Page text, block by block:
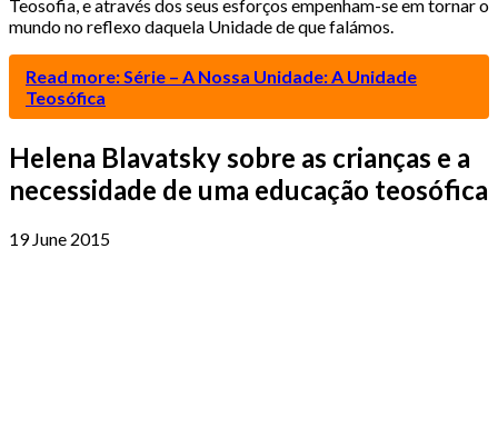
Teosofia, e através dos seus esforços empenham-se em tornar o
mundo no reflexo daquela Unidade de que falámos.
Read more: Série – A Nossa Unidade: A Unidade
Teosófica
Helena Blavatsky sobre as crianças e a
necessidade de uma educação teosófica
19 June 2015